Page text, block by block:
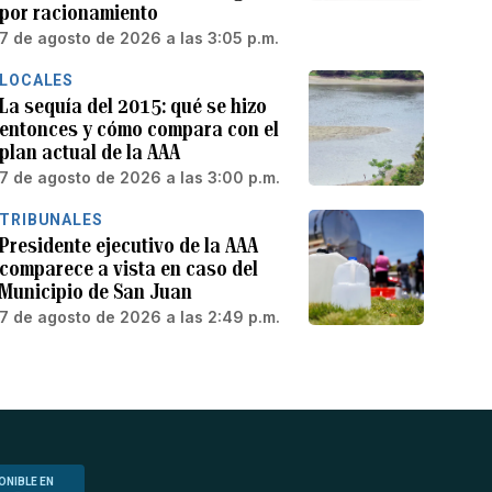
por racionamiento
7 de agosto de 2026 a las 3:05 p.m.
LOCALES
La sequía del 2015: qué se hizo
entonces y cómo compara con el
plan actual de la AAA
7 de agosto de 2026 a las 3:00 p.m.
TRIBUNALES
Presidente ejecutivo de la AAA
comparece a vista en caso del
Municipio de San Juan
7 de agosto de 2026 a las 2:49 p.m.
EN